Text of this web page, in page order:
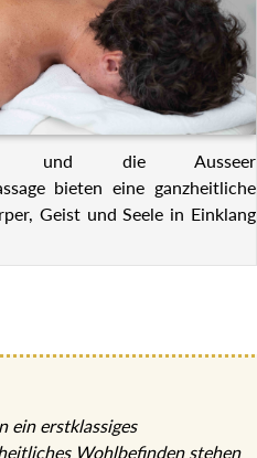
und die Ausseer
bieten eine ganzheitliche
Geist und Seele in Einklang
ein erstklassiges
Wohlbefinden stehen